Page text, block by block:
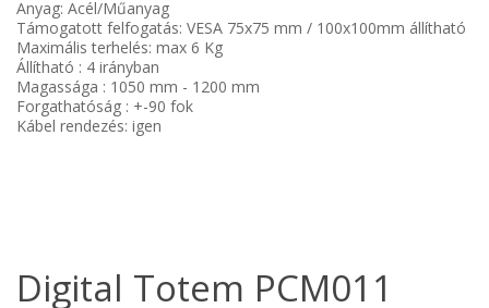
Anyag: Acél/Műanyag
Támogatott felfogatás: VESA 75x75 mm / 100x100mm állítható
Maximális terhelés: max 6 Kg
Állítható : 4 irányban
Magassága : 1050 mm - 1200 mm
Forgathatóság : +-90 fok
Kábel rendezés: igen
Digital Totem PCM011